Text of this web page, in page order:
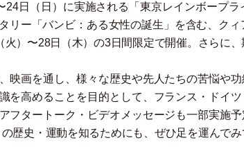
24日 （ 日 ） に実施される 「東京レインボープラ
リー 「バンビ：ある女性の誕生 」 を含む、ク
（火） 〜28日 （木）の3日間限定で開催。さらに
映画を通し、様々な歴史や先人たちの苦悩や
を高めることを目的として、フランス ・ ドイツ
フタートーク ・ ビデオメッセージも一部実施
歴史 ・ 運動を知るためにも、ぜひ足を運んでみ